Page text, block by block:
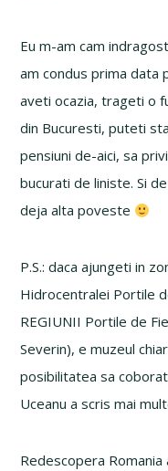
Eu m-am cam
am condus prima data
aveti ocazia, trageti o
din Bucuresti, puteti
pensiuni de-aici, sa
bucurati de liniste. Si
deja alta poveste
P.S.: daca ajungeti in
Hidrocentralei Portile
REGIUNII Portile de
Severin), e muzeul
posibilitatea sa
Uceanu a scris mai
Redescopera